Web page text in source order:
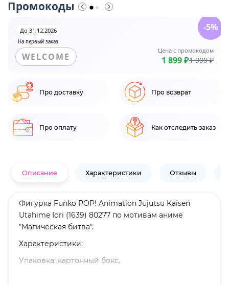
Промокоды
На первый заказ
До 31.12.2026
WELCOME
Цена с промокодом
1 899 ₽1 999 ₽
-5%
Про доставку Про возврат
Про оплату Как отследить заказ
Описание Характеристики Отзывы
Фигурка Funko POP! Animation Jujutsu Kaisen
Utahime Iori (1639) 80277 по мотивам аниме
"Магическая битва".
Характеристики:
Упаковка: картонный бокс.